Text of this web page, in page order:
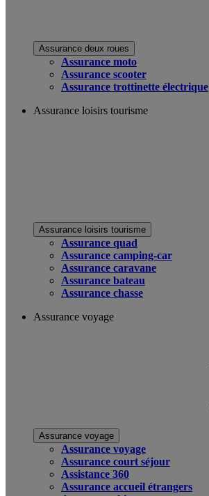
Assurance deux roues
Assurance moto
Assurance scooter
Assurance trottinette électrique
Assurance loisirs tourisme
Assurance loisirs tourisme
Assurance quad
Assurance camping-car
Assurance caravane
Assurance bateau
Assurance chasse
Assurance voyage
Assurance voyage
Assurance voyage
Assurance court séjour
Assistance 360
Assurance accueil étrangers